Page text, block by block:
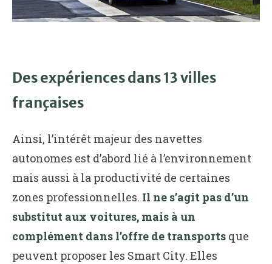
Des expériences dans 13 villes
françaises
Ainsi, l’intérêt majeur des navettes
autonomes est d’abord lié à l’environnement
mais aussi à la productivité de certaines
zones professionnelles. Il ne s’agit pas d’un
substitut aux voitures, mais à un
complément dans l’offre de transports que
peuvent proposer les Smart City. Elles